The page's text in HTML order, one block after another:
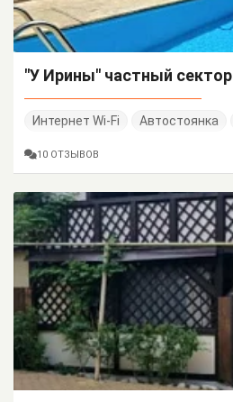
"У Ирины" частный сектор
Интернет Wi-Fi Автостоянка
10 ОТЗЫВОВ